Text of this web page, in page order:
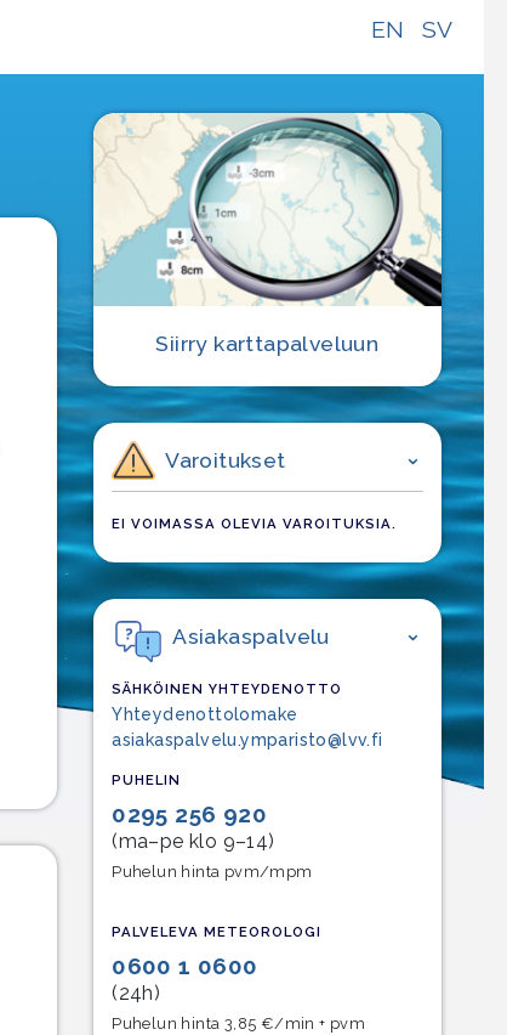
SV
EN
Siirry karttapalveluun
Varoitukset
EI VOIMASSA OLEVIA VAROITUKSIA.
Asiakaspalvelu
SÄHKÖINEN YHTEYDENOTTO
Yhteydenottolomake
asiakaspalvelu.ymparisto@lvv.fi
PUHELIN
0295 256 920
(ma–pe klo 9–14)
Puhelun hinta pvm/mpm
PALVELEVA METEOROLOGI
0600 1 0600
(24h)
Puhelun hinta 3,85 €/min + pvm